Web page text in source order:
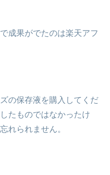
成果がでたのは楽天アフ
の保存液を購入してくだ
たものではなかったけ
れられません。